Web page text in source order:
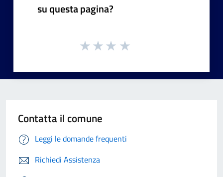
su questa pagina?
Contatta il comune
Leggi le domande frequenti
Richiedi Assistenza